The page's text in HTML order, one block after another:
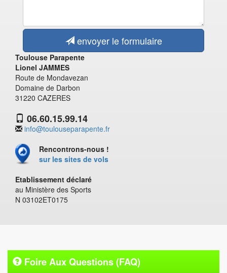
envoyer le formulaire
Toulouse Parapente
Lionel JAMMES
Route de Mondavezan
Domaine de Darbon
31220 CAZERES
06.60.15.99.14
info@toulouseparapente.fr
Rencontrons-nous !
sur les sites de vols
Etablissement déclaré
au Ministère des Sports
N 03102ET0175
Foire Aux Questions (FAQ)